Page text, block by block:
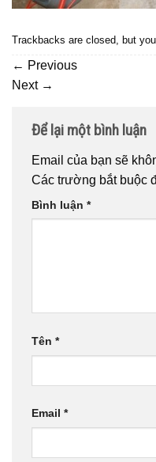
Trackbacks are closed, but
← Previous
Next →
Để lại một bình luận
Email của bạn sẽ
Các trường bắt buộc
Bình luận *
Tên *
Email *